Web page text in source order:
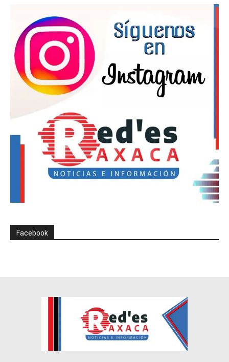
Facebook